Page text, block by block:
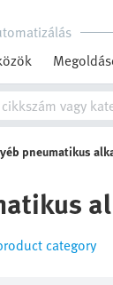
pneumatikus
category